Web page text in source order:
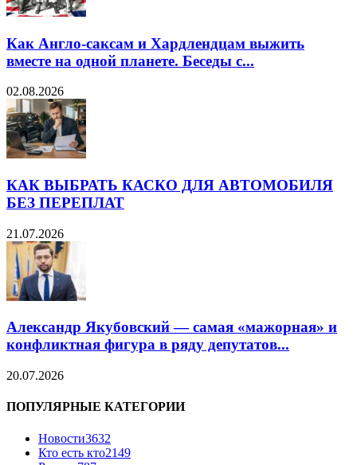
Как Англо-саксам и Хардлендцам выжить
вместе на одной планете. Беседы с...
02.08.2026
КАК ВЫБРАТЬ КАСКО ДЛЯ АВТОМОБИЛЯ
БЕЗ ПЕРЕПЛАТ
21.07.2026
Александр Якубовский — самая «мажорная» и
конфликтная фигура в ряду депутатов...
20.07.2026
ПОПУЛЯРНЫЕ КАТЕГОРИИ
Новости3632
Кто есть кто2149